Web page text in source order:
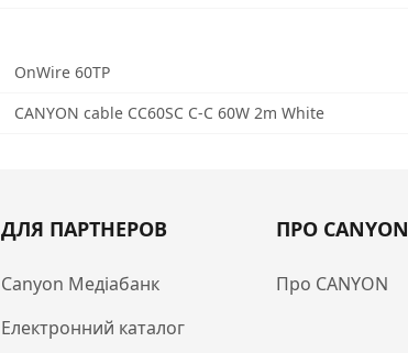
OnWire 60TP
CANYON cable CC60SC C-C 60W 2m White
ДЛЯ ПАРТНЕРОВ
Canyon Медіабанк
Електронний каталог
ПРО CANYON
Про CANYON